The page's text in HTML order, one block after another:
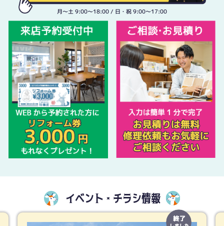
月〜土 9:00〜18:00 / 日・祝 9:00〜17:00
イベント・チラシ情報